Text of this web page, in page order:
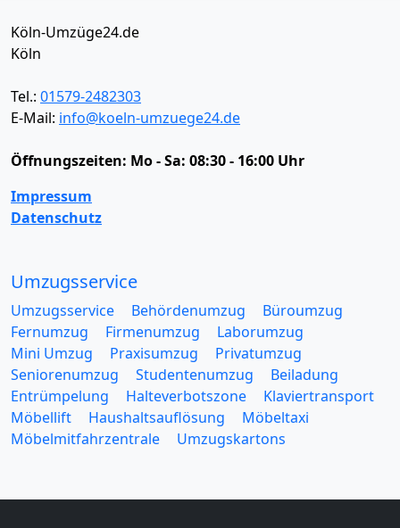
Köln-Umzüge24.de
Köln
Tel.: 01579-2482303
E-Mail: info@koeln-umzuege24.de
Öffnungszeiten: Mo - Sa: 08:30 - 16:00 Uhr
Impressum
Datenschutz
Umzugsservice
Umzugsservice Behördenumzug
Büroumzug
Fernumzug
Firmenumzug
Laborumzug
Mini Umzug
Praxisumzug
Privatumzug
Seniorenumzug
Studentenumzug
Beiladung
Entrümpelung
Halteverbotszone
Klaviertransport
Möbellift
Haushaltsauflösung
Möbeltaxi
Möbelmitfahrzentrale
Umzugskartons